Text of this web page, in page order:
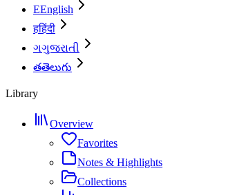
EEnglish
हहिंदी
ગગુજરાતી
తతెలుగు
Library
Overview
Favorites
Notes & Highlights
Collections